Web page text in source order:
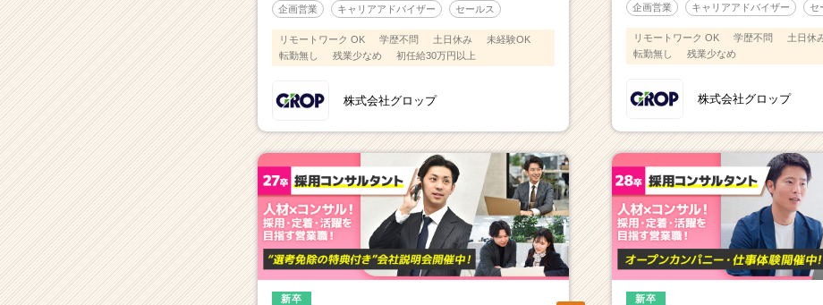
企画営業 キャリアアドバイザー セールス
リモートワーク OK 学歴不問 土日休み
未経験OK
転勤無し
残業少なめ 初任給30万円以上
株式会社グロップ
企画営業 キャリアアドバイザー セ
リモートワーク OK 学歴不問 土日休
転勤無し
残業少なめ
株式会社グロップ
新卒 新卒